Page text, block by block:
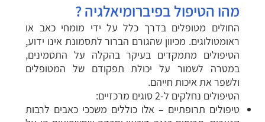
מהו הטיפול בפיברומיאלגיה ?
החולים מטופלים בדרך כלל על ידי מומחי כאב או
ראומטולוגים. מכיוון שהגורם הברור לתסמונת אינו ידוע,
הטיפולים מתמקדים בעיקר בהקלה על התסמינים,
במטרה לשמור על יכולת תפקודם של המטופלים
ולשפר את איכות חייהם.
הטיפולים נחלקים ל-2 סוגים מרכזיים:
טיפולים תרופתיים – אלו כוללים משככי כאבים לרבות